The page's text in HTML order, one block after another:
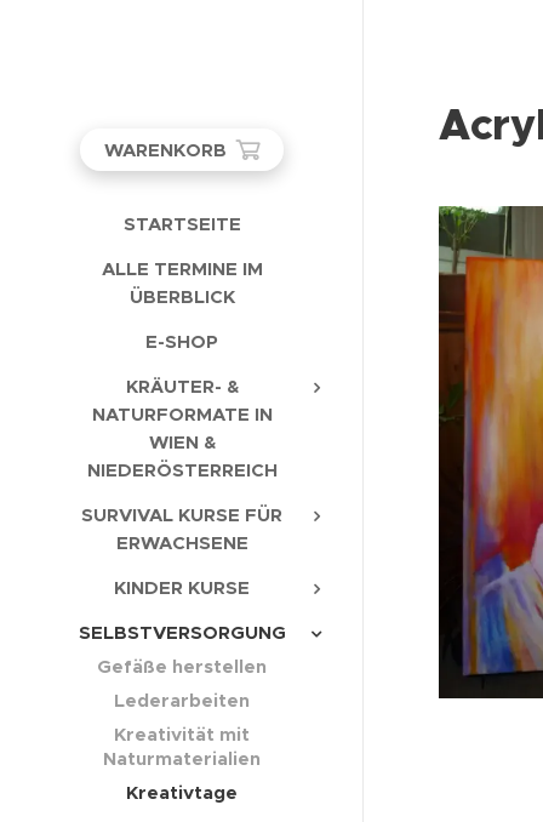
WARENKORB
STARTSEITE
ALLE TERMINE IM
ÜBERBLICK
E-SHOP
KRÄUTER- &
NATURFORMATE IN
WIEN &
NIEDERÖSTERREICH
SURVIVAL KURSE FÜR
ERWACHSENE
KINDER KURSE
SELBSTVERSORGUNG
Gefäße herstellen
Lederarbeiten
Kreativität mit
Naturmaterialien
Kreativtage